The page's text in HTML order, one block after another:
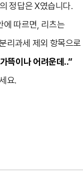
정답은 X였습니다.
따르면, 리츠는
리과세 제외 항목으로
뜩이나 어려운데..”
요.